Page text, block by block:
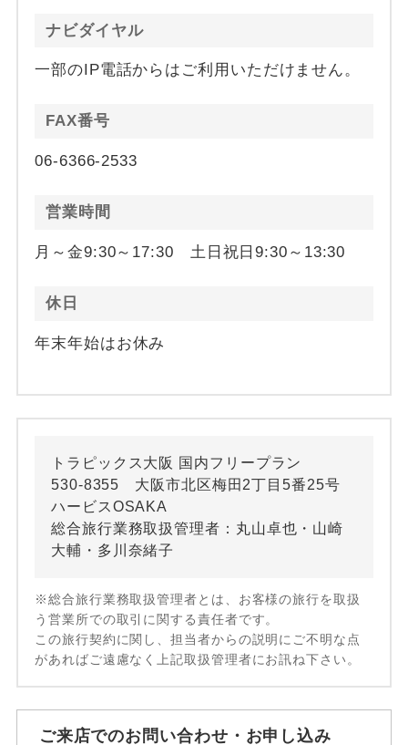
ナビダイヤル
一部のIP電話からはご利用いただけません。
FAX番号
06-6366-2533
営業時間
月～金9:30～17:30 土日祝日9:30～13:30
休日
年末年始はお休み
トラピックス大阪 国内フリープラン
530-8355 大阪市北区梅田2丁目5番25号
ハービスOSAKA
総合旅行業務取扱管理者：丸山卓也・山崎
大輔・多川奈緒子
※総合旅行業務取扱管理者とは、お客様の旅行を取扱
う営業所での取引に関する責任者です。
この旅行契約に関し、担当者からの説明にご不明な点
があればご遠慮なく上記取扱管理者にお訊ね下さい。
ご来店でのお問い合わせ・お申し込み